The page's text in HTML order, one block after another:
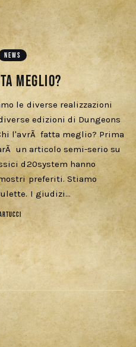
NEWS
meglio?
le diverse realizzazioni
edizioni di Dungeons
l'avrÃ fatta meglio? Prima
un articolo semi-serio su
d20system hanno
preferiti. Stiamo
I giudizi…